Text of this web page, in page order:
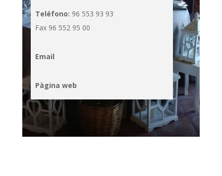
Teléfono: 96 553 93 93
Fax 96 552 95 00
Email
Pàgina web